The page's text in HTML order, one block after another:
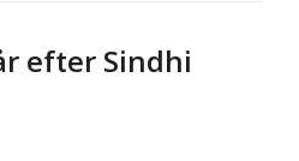
efter Sindhi